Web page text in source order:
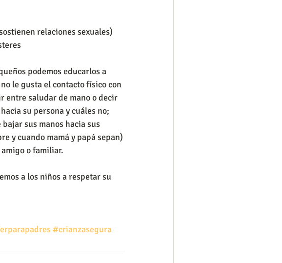
relaciones sexuales)
podemos educarlos a
le gusta el contacto físico con
entre saludar de mano o decir
su persona y cuáles no;
sus manos hacia sus
y cuando mamá y papá sepan)
o familiar.
a los niños a respetar su
#crianzasegura